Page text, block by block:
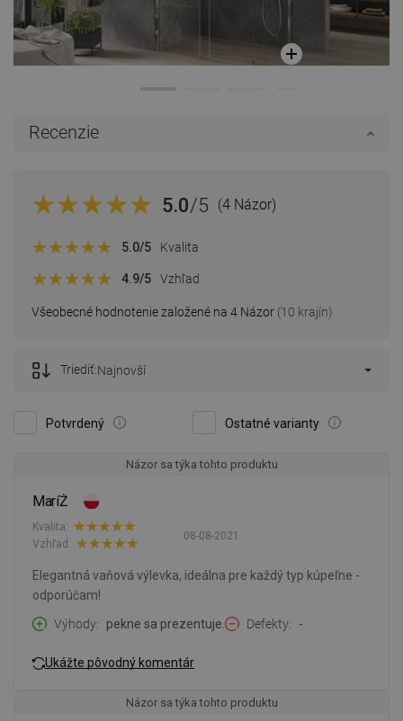
Recenzie
5.0/5 (4 Názor)
Všeobecné hodnotenie založené na 4 Názor (10 krajín)
5.0/5 Kvalita
4.9/5 Vzhľad
Potvrdený Ostatné varianty
Triediť:Najnovší
Názor sa týka tohto produktu
MaríŻ
08-08-2021
Kvalita:
Vzhľad:
Elegantná vaňová výlevka, ideálna pre každý typ kúpeľne -
odporúčam!
Výhody
pekne sa prezentuje. Defekty -
Ukážte pôvodný komentár
Názor sa týka tohto produktu